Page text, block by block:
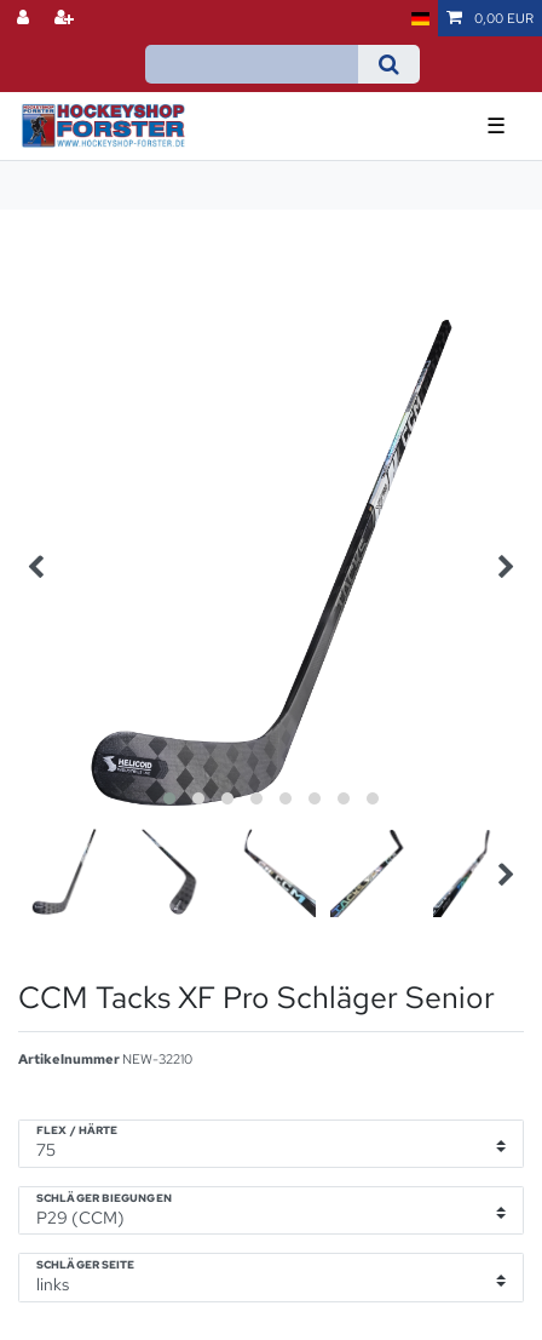
0,00 EUR
☰
CCM Tacks XF Pro Schläger Senior
Artikelnummer NEW-32210
FLEX / HÄRTE
SCHLÄGER BIEGUNGEN
SCHLÄGER SEITE